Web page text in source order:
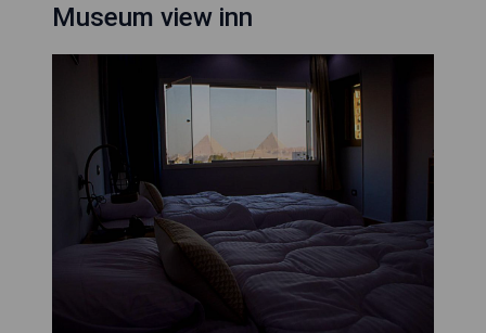
Museum view inn